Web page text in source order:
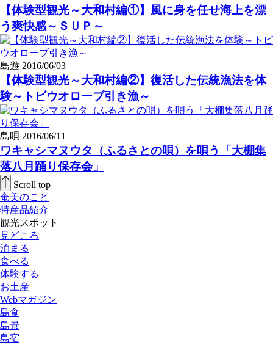
【体験型観光～大和村編①】風に身を任せ海上を漂
う爽快感～ＳＵＰ～
島遊 2016/06/03
【体験型観光～大和村編②】復活した伝統漁法を体
験～トビウオローブ引き漁～
島唄 2016/06/11
ワキャシマヌウタ（ふるさとの唄）を唄う「大棚集
落八月踊り保存会」
Scroll top
奄美のこと
特産品紹介
観光スポット
見どころ
泊まる
食べる
体験する
お土産
Webマガジン
島食
島景
島宿